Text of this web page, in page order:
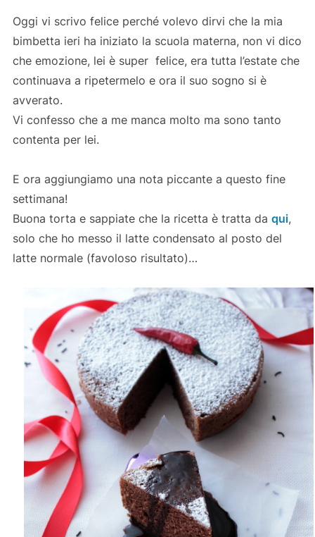
Oggi vi scrivo felice perché volevo dirvi che la mia
bimbetta ieri ha iniziato la scuola materna, non vi dico
che emozione, lei è super felice, era tutta l’estate che
continuava a ripetermelo e ora il suo sogno si è
avverato.
Vi confesso che a me manca molto ma sono tanto
contenta per lei.
E ora aggiungiamo una nota piccante a questo fine
settimana!
Buona torta e sappiate che la ricetta è tratta da qui,
solo che ho messo il latte condensato al posto del
latte normale (favoloso risultato)…